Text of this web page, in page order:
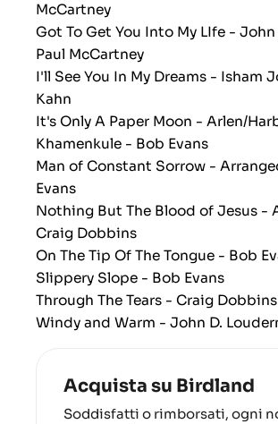
McCartney
Got To Get You Into My LIfe - John
Paul McCartney
I'll See You In My Dreams - Isham
Kahn
It's Only A Paper Moon - Arlen/
Khamenkule - Bob Evans
Man of Constant Sorrow -
Evans
Nothing But The Blood of Jesus -
Craig Dobbins
On The Tip Of The Tongue - Bob
Slippery Slope - Bob Evans
Through The Tears - Craig Dobbins
Windy and Warm - John D.
Acquista su Birdland
Soddisfatti o rimborsati, ogni